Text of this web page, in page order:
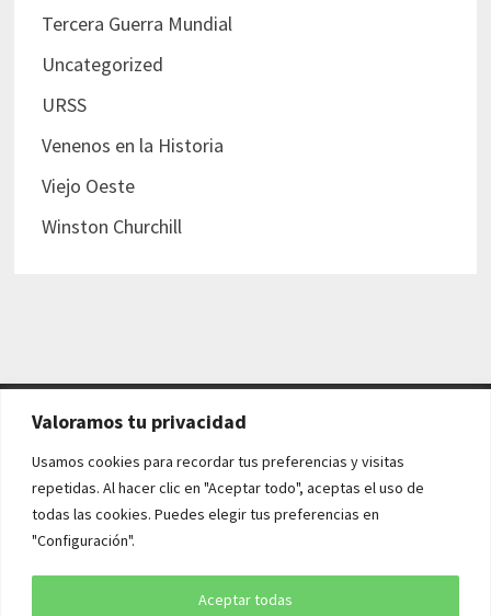
Valoramos tu privacidad
Usamos cookies para recordar tus preferencias y visitas
repetidas. Al hacer clic en "Aceptar todo", aceptas el uso de
todas las cookies. Puedes elegir tus preferencias en
"Configuración".
Aceptar todas
Tercera Guerra Mundial
Uncategorized
URSS
Venenos en la Historia
Viejo Oeste
Winston Churchill
AVISO LEGAL Y POLÍTICAS
Aviso legal
Política de cookies